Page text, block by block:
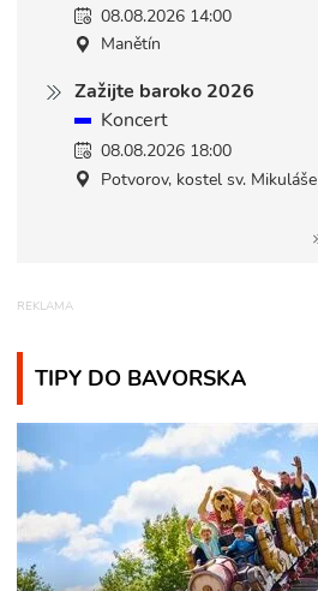
08.08.2026 14:00
Manětín
Zažijte baroko 2026
Koncert
08.08.2026 18:00
Potvorov, kostel sv. Mikuláše
TIPY DO BAVORSKA